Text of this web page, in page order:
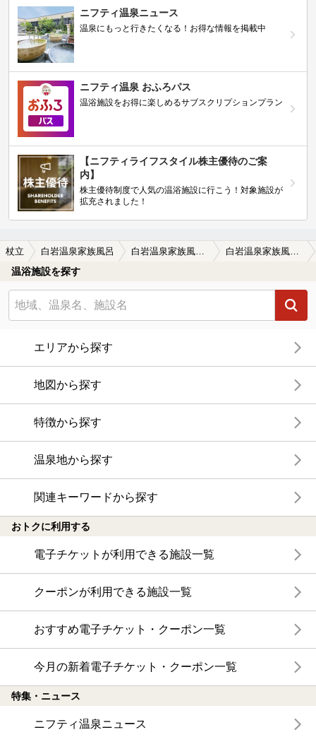
ニフティ温泉ニュース
温泉にもっと行きたくなる！お得な情報を掲載中
ニフティ温泉 おふろパス
温浴施設をお得に楽しめるサブスクリプションプラン
【ニフティライフスタイル株主優待のご案
内】
株主優待制度で人気の温浴施設に行こう！対象施設が
拡充されました！
杖立 白岩温泉家族風呂 白岩温泉家族風呂の口コミ一覧 白岩温泉家族風呂の口コミ とにかく安いです。1時間600円から8…
温浴施設を探す
エリアから探す
地図から探す
特徴から探す
温泉地から探す
関連キーワードから探す
おトクに利用する
電子チケットが利用できる施設一覧
クーポンが利用できる施設一覧
おすすめ電子チケット・クーポン一覧
今月の新着電子チケット・クーポン一覧
特集・ニュース
ニフティ温泉ニュース